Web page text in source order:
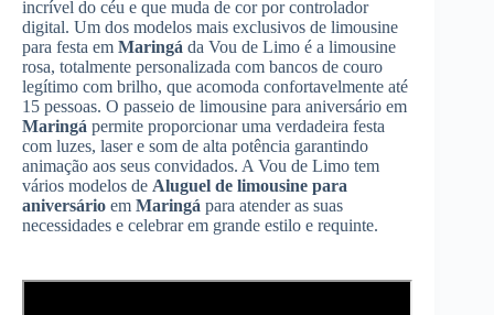
incrível do céu e que muda de cor por controlador
digital. Um dos modelos mais exclusivos de limousine
para festa em Maringá da Vou de Limo é a limousine
rosa, totalmente personalizada com bancos de couro
legítimo com brilho, que acomoda confortavelmente até
15 pessoas. O passeio de limousine para aniversário em
Maringá permite proporcionar uma verdadeira festa
com luzes, laser e som de alta potência garantindo
animação aos seus convidados. A Vou de Limo tem
vários modelos de Aluguel de limousine para
aniversário em Maringá para atender as suas
necessidades e celebrar em grande estilo e requinte.